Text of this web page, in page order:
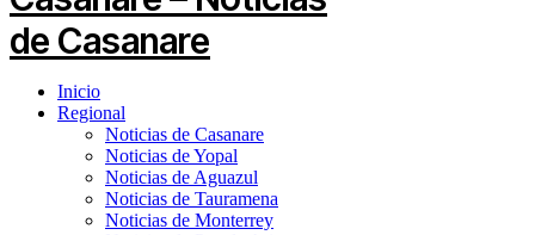
Inicio
Regional
Noticias de Casanare
Noticias de Yopal
Noticias de Aguazul
Noticias de Tauramena
Noticias de Monterrey